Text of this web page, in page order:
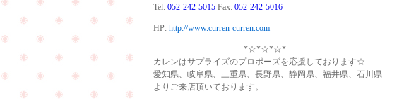
Tel: 052-242-5015 Fax: 052-242-5016
HP: http://www.curren-curren.com
--------------------------------*☆*☆*☆*
カレンはサプライズのプロポーズを応援しております☆
愛知県、岐阜県、三重県、長野県、静岡県、福井県、石川県
よりご来店頂いております。